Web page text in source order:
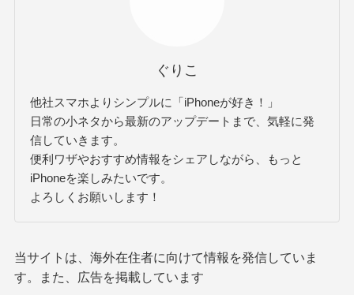
ぐりこ
他社スマホよりシンプルに「iPhoneが好き！」
日常の小ネタから最新のアップデートまで、気軽に発
信していきます。
便利ワザやおすすめ情報をシェアしながら、もっと
iPhoneを楽しみたいです。
よろしくお願いします！
当サイトは、海外在住者に向けて情報を発信していま
す。また、広告を掲載しています